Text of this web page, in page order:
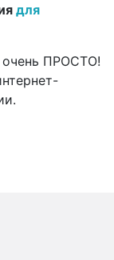
для
ПРОСТО!